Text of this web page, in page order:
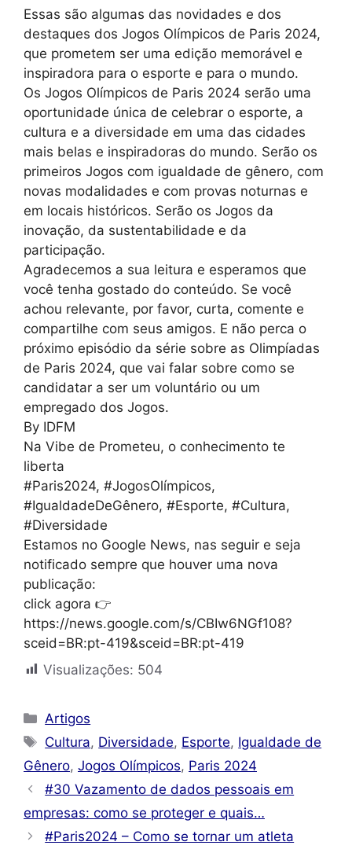
Essas são algumas das novidades e dos
destaques dos Jogos Olímpicos de Paris 2024,
que prometem ser uma edição memorável e
inspiradora para o esporte e para o mundo.
Os Jogos Olímpicos de Paris 2024 serão uma
oportunidade única de celebrar o esporte, a
cultura e a diversidade em uma das cidades
mais belas e inspiradoras do mundo. Serão os
primeiros Jogos com igualdade de gênero, com
novas modalidades e com provas noturnas e
em locais históricos. Serão os Jogos da
inovação, da sustentabilidade e da
participação.
Agradecemos a sua leitura e esperamos que
você tenha gostado do conteúdo. Se você
achou relevante, por favor, curta, comente e
compartilhe com seus amigos. E não perca o
próximo episódio da série sobre as Olimpíadas
de Paris 2024, que vai falar sobre como se
candidatar a ser um voluntário ou um
empregado dos Jogos.
By IDFM
Na Vibe de Prometeu, o conhecimento te
liberta
#Paris2024, #JogosOlímpicos,
#IgualdadeDeGênero, #Esporte, #Cultura,
#Diversidade
Estamos no Google News, nas seguir e seja
notificado sempre que houver uma nova
publicação:
click agora 👉
https://news.google.com/s/CBIw6NGf108?
sceid=BR:pt-419&sceid=BR:pt-419
Visualizações: 504
Categorias
Artigos
Tags
Cultura, Diversidade, Esporte, Igualdade de
Gênero, Jogos Olímpicos, Paris 2024
#30 Vazamento de dados pessoais em
empresas: como se proteger e quais…
#Paris2024 – Como se tornar um atleta